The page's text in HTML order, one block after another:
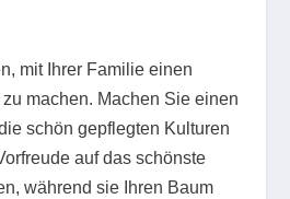
mit Ihrer Familie einen
machen. Machen Sie einen
schön gepflegten Kulturen
auf das schönste
während sie Ihren Baum